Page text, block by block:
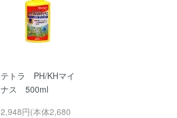
テトラ PH/KHマイ
ナス 500ml
2,948円(本体2,680